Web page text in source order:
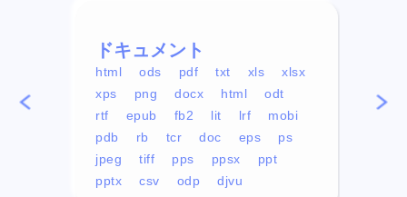
ドキュメント
html ods pdf txt xls
xlsx
xps
png docx html
odt
rtf
epub fb2 lit lrf
mobi
pdb
rb tcr doc eps
ps
jpeg
tiff pps ppsx
ppt
pptx
csv odp djvu
mp4